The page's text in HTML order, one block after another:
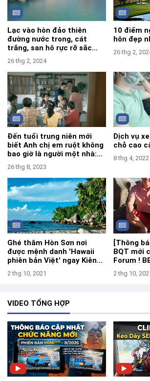
Lạc vào hòn đảo thiên
đường nước trong, cát
trắng, san hô rực rỡ sắc
màu
26 thg 2, 2024
10 điểm
hôn đẹp
26 thg 2,
Đến tuổi trung niên mới
biết Anh chị em ruột không
bao giờ là người một nhà:
Đau mà thật
26 thg 8, 2023
Dịch vụ
chỗ cao
8 thg 4, 2022
Ghé thăm Hòn Sơn nơi
được mệnh danh 'Hawaii
phiên bản Việt' ngay Kiên
Giang
2 thg 10, 2021
[Thông
BQT mới
Forum !
2 thg 10,
VIDEO TỔNG HỢP